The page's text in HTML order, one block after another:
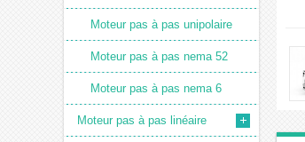
Moteur pas à pas unipolaire
Moteur pas à pas nema 52
Moteur pas à pas nema 6
Moteur pas à pas linéaire